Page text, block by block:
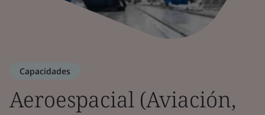
Capacidades
Aeroespacial (Aviación,